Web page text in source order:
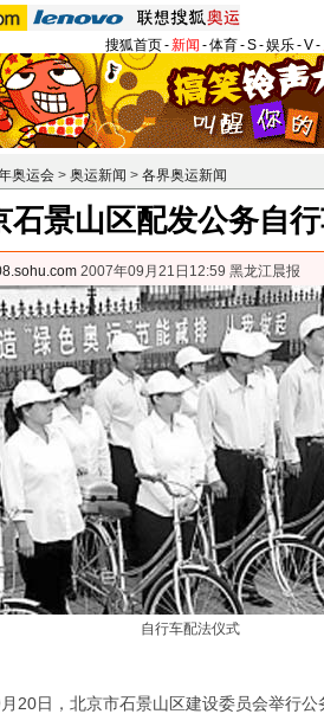
搜狐首页-新闻 -体育-S-娱乐-V-
奥运会 > 奥运新闻 > 各界奥运新闻
石景山区配发公务自
2007年09月21日12:59 黑龙江晨报
自行车配法仪式
，北京市石景山区建设委员会举行公